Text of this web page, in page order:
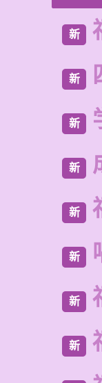
新
新
新
新
新
新
新
新